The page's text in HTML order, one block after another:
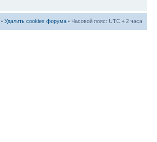
• Удалить cookies форума • Часовой пояс: UTC + 2 часа